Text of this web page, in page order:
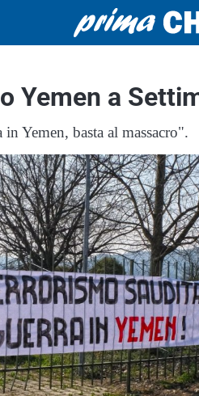
Yemen a
Yemen, basta al massacro".